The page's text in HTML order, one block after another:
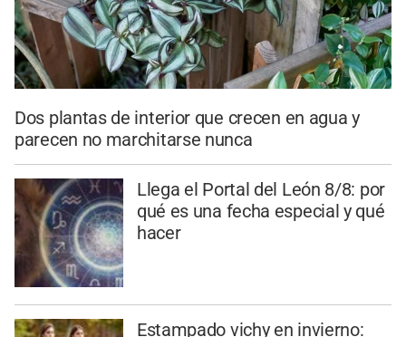
Dos plantas de interior que crecen en agua y
parecen no marchitarse nunca
Llega el Portal del León 8/8: por
qué es una fecha especial y qué
hacer
Estampado vichy en invierno: